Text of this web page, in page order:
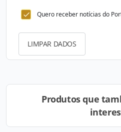
Quero receber notícias do
LIMPAR DADOS
Produtos que